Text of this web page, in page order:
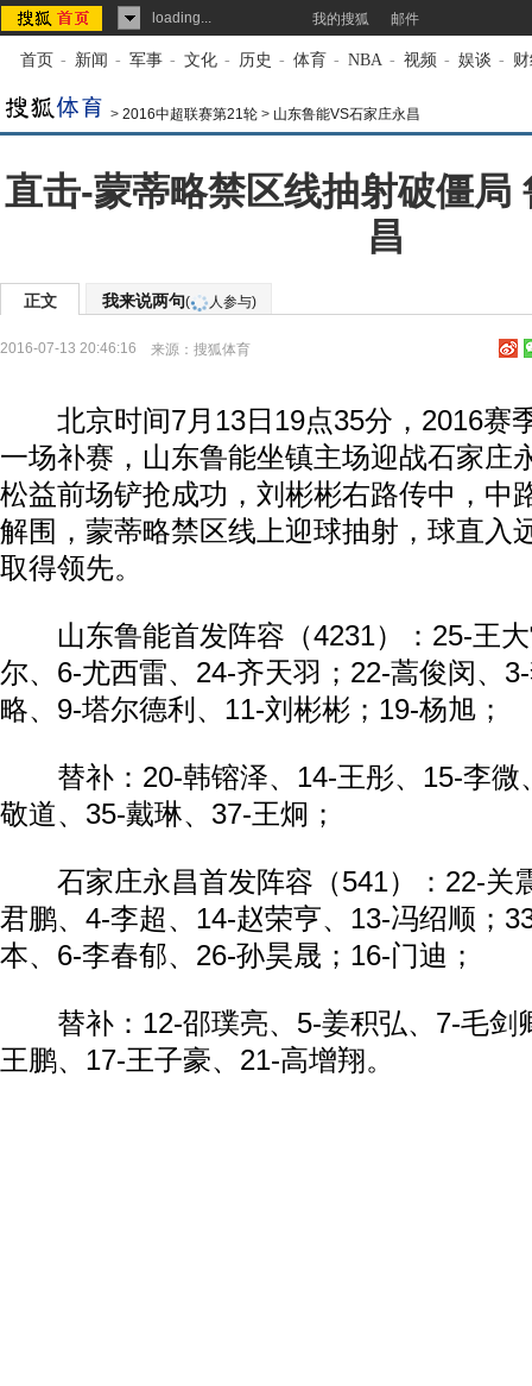
loading... 我的搜狐 邮件
首页 - 新闻 - 军事 - 文化 - 历史 - 体育 - NBA - 视频 - 娱谈 -
> 2016中超联赛第21轮 > 山东鲁能VS石家庄永昌
直击-蒙蒂略禁区线抽射破僵局
昌
正文 我来说两句( 人参与)
2016-07-13 20:46:16 来源： 搜狐体育
北京时间7月13日19点35分，2016赛
一场补赛，山东鲁能坐镇主场迎战石家庄
松益前场铲抢成功，刘彬彬右路传中，中
解围，蒙蒂略禁区线上迎球抽射，球直入
取得领先。
山东鲁能首发阵容（4231）：25-王大
尔、6-尤西雷、24-齐天羽；22-蒿俊闵、
略、9-塔尔德利、11-刘彬彬；19-杨旭；
替补：20-韩镕泽、14-王彤、15-李微
敬道、35-戴琳、37-王炯；
石家庄永昌首发阵容（541）：22-关
君鹏、4-李超、14-赵荣亨、13-冯绍顺；
本、6-李春郁、26-孙昊晟；16-门迪；
替补：12-邵璞亮、5-姜积弘、7-毛剑
王鹏、17-王子豪、21-高增翔。